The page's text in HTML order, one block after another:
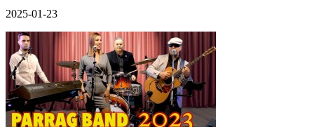
2025-01-23